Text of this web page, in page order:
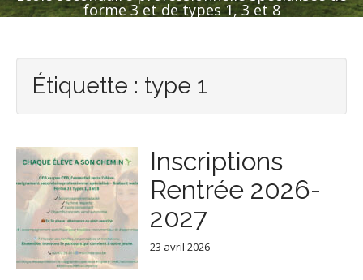
forme 3 et de types 1, 3 et 8
Étiquette : type 1
Inscriptions
Rentrée 2026-
2027
23 avril 2026